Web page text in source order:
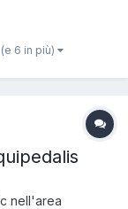
(e 6 in più)
nell'area